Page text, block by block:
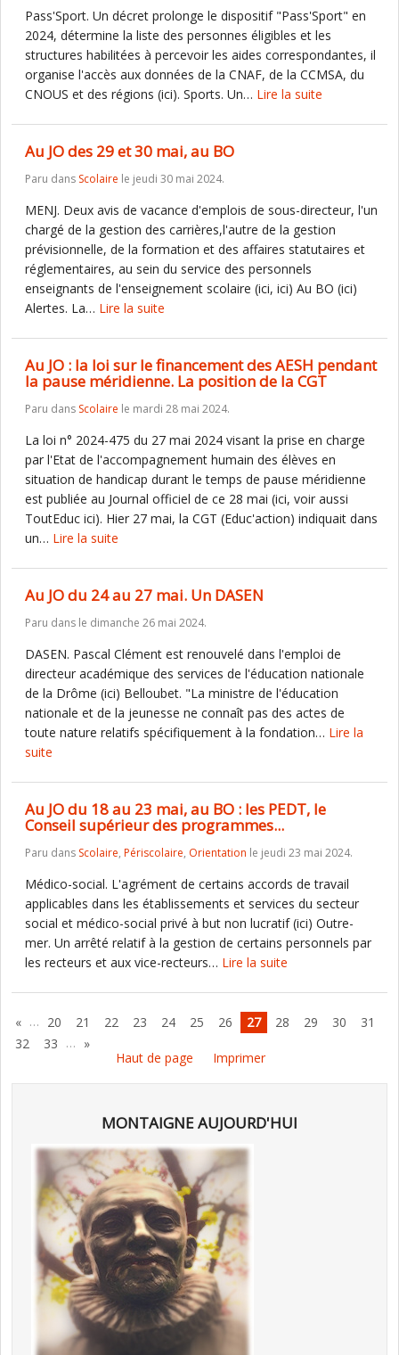
Pass'Sport. Un décret prolonge le dispositif "Pass'Sport" en
2024, détermine la liste des personnes éligibles et les
structures habilitées à percevoir les aides correspondantes, il
organise l'accès aux données de la CNAF, de la CCMSA, du
CNOUS et des régions (ici). Sports. Un… Lire la suite
Au JO des 29 et 30 mai, au BO
Paru dans Scolaire le jeudi 30 mai 2024.
MENJ. Deux avis de vacance d'emplois de sous-directeur, l'un
chargé de la gestion des carrières,l'autre de la gestion
prévisionnelle, de la formation et des affaires statutaires et
réglementaires, au sein du service des personnels
enseignants de l'enseignement scolaire (ici, ici) Au BO (ici)
Alertes. La… Lire la suite
Au JO : la loi sur le financement des AESH pendant
la pause méridienne. La position de la CGT
Paru dans Scolaire le mardi 28 mai 2024.
La loi n° 2024-475 du 27 mai 2024 visant la prise en charge
par l'Etat de l'accompagnement humain des élèves en
situation de handicap durant le temps de pause méridienne
est publiée au Journal officiel de ce 28 mai (ici, voir aussi
ToutEduc ici). Hier 27 mai, la CGT (Educ'action) indiquait dans
un… Lire la suite
Au JO du 24 au 27 mai. Un DASEN
Paru dans le dimanche 26 mai 2024.
DASEN. Pascal Clément est renouvelé dans l'emploi de
directeur académique des services de l'éducation nationale
de la Drôme (ici) Belloubet. "La ministre de l'éducation
nationale et de la jeunesse ne connaît pas des actes de
toute nature relatifs spécifiquement à la fondation… Lire la
suite
Au JO du 18 au 23 mai, au BO : les PEDT, le
Conseil supérieur des programmes...
Paru dans Scolaire, Périscolaire, Orientation le jeudi 23 mai 2024.
Médico-social. L'agrément de certains accords de travail
applicables dans les établissements et services du secteur
social et médico-social privé à but non lucratif (ici) Outre-
mer. Un arrêté relatif à la gestion de certains personnels par
les recteurs et aux vice-recteurs… Lire la suite
« … 20 21 22 23 24 25 26 27 28 29 30
31
32
33 … »
Haut de page
Imprimer
MONTAIGNE AUJOURD'HUI